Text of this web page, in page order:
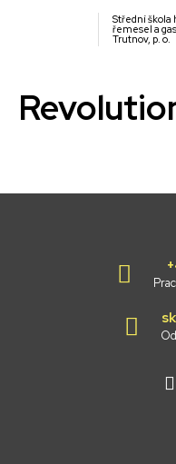
Střední škola
řemesel a
Trutnov, p. o.